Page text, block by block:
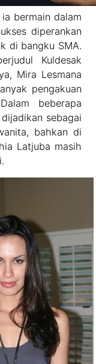
bermain dalam
diperankan
di bangku SMA.
Kuldesak
Mira Lesmana
pengakuan
beberapa
sebagai
bahkan di
Latjuba masih